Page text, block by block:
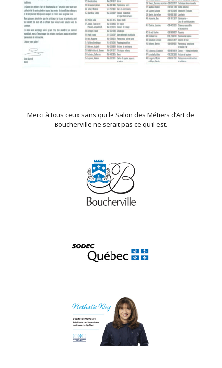
Merci à tous ceux sans qui le Salon des Métiers d’Art de
Boucherville ne serait pas ce qu’il est.